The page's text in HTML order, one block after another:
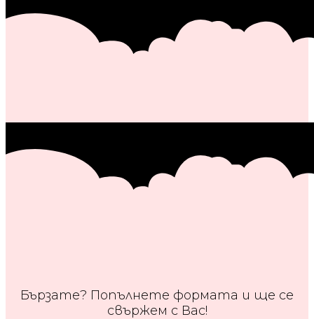
Бързате? Попълнете формата и ще се
свържем с Вас!